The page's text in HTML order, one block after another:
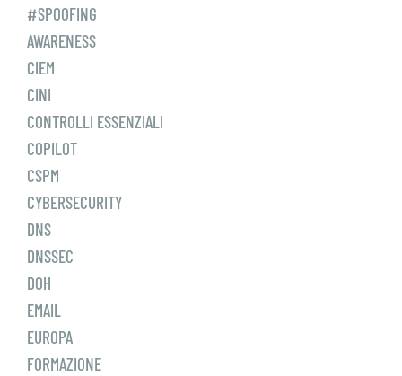
#SPOOFING
AWARENESS
CIEM
CINI
CONTROLLI ESSENZIALI
COPILOT
CSPM
CYBERSECURITY
DNS
DNSSEC
DOH
EMAIL
EUROPA
FORMAZIONE